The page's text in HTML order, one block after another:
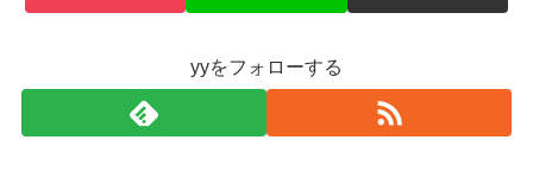
yyをフォローする